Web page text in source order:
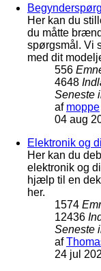
Her kan du
du måtte
spørgsmål. Vi
med dit
556
4648
Seneste
af moppe
04 aug
Elektronik og
Her kan du
elektronik og
hjælp til en
her.
1574
12436
Seneste
af
24 jul